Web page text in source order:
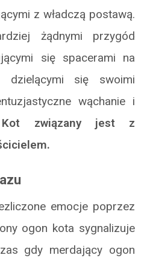
z władczą postawą.
żądnymi przygód
się spacerami na
dzielącymi się swoimi
wąchanie i
Kot związany jest z
emocje poprzez
ogon kota sygnalizuje
gdy merdający ogon